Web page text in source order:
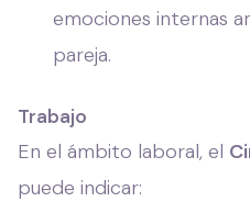
emociones internas
pareja.
Trabajo
En el ámbito laboral, el
puede indicar: